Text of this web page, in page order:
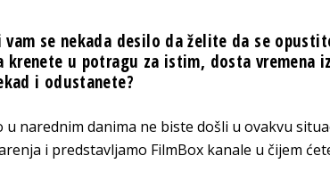
vam se nekada desilo da želite da se
krenete u potragu za istim, dosta vremena
i odustanete?
u narednim danima ne biste došli u ovakvu
i predstavljamo FilmBox kanale u čijem